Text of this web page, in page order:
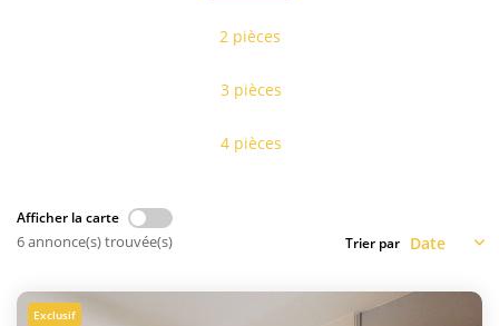
2 pièces
3 pièces
4 pièces
Afficher la carte
6 annonce(s) trouvée(s) Trier par
Exclusif